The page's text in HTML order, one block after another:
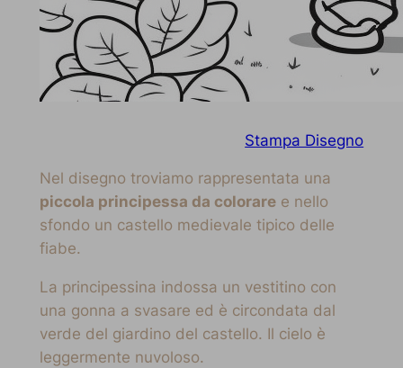
Stampa Disegno
Nel disegno troviamo rappresentata una
piccola principessa da coloraree nello
sfondo un castello medievale tipico delle
fiabe.
La principessina indossa un vestitino con
una gonna a svasare ed è circondata dal
verde del giardino del castello. Il cielo è
leggermente nuvoloso.